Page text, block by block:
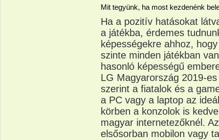
Mit tegyünk, ha most kezdenénk
Ha a pozitív hatásokat
a játékba, érdemes
képességekre ahhoz,
szinte minden játékban
hasonló képességű
LG Magyarország 2019-
szerint a fiatalok és a
a PC vagy a laptop az
körben a konzolok is
magyar internetezőknél.
elsősorban mobilon vagy